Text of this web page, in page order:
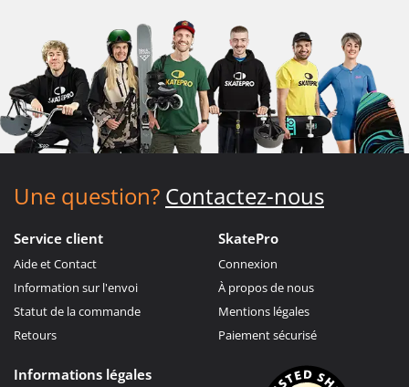
Une question? Contactez-nous
Service client
Aide et Contact
Information sur l'envoi
Statut de la commande
Retours
SkatePro
Connexion
À propos de nous
Mentions légales
Paiement sécurisé
Informations légales